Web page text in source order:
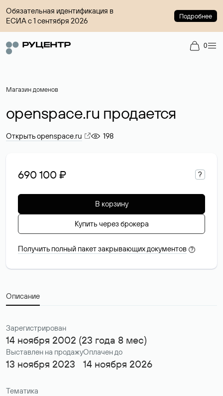
Обязательная идентификация в
ЕСИА с 1 сентября 2026
Подробнее
0
Магазин доменов
openspace.ru продается
Открыть openspace.ru 198
690 100 ₽ ?
В корзину
Купить через брокера
Получить полный пакет закрывающих документов ?
Описание
Зарегистрирован
14 ноября 2002 (23 года 8 мес)
Выставлен на продажу
13 ноября 2023
Оплачен до
14 ноября 2026
Тематика